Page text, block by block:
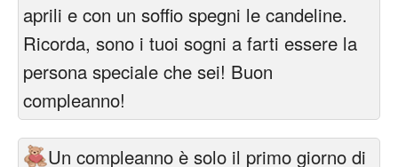
aprili e con un soffio spegni le candeline.
Ricorda, sono i tuoi sogni a farti essere la
persona speciale che sei! Buon
compleanno!
Un compleanno è solo il primo giorno di